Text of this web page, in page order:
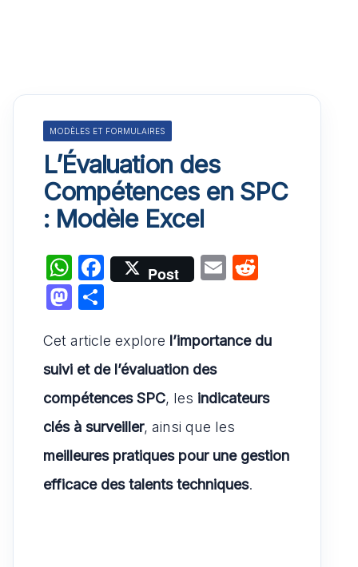
MODÈLES ET FORMULAIRES
L’Évaluation des
Compétences en SPC
: Modèle Excel
W
h
at
s
A
p
p
F
a
e
b
o
o
k
Post
E
l
di
M
st
o
d
o
n
ta
g
er
Cet article explore l’importance du
suivi et de l’évaluation des
compétences SPC, les indicateurs
clés à surveiller, ainsi que les
meilleures pratiques pour une gestion
efficace des talents techniques.